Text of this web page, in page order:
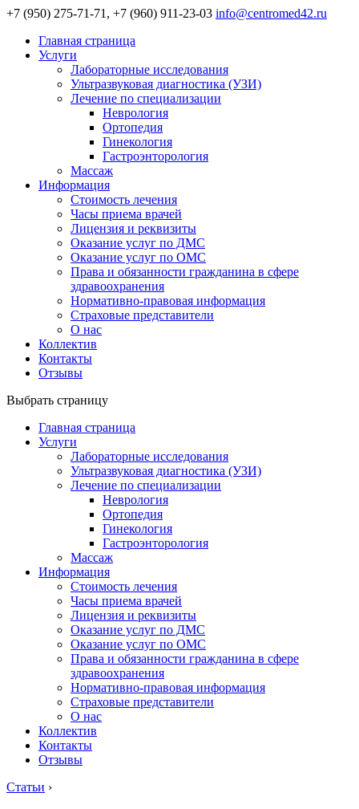
+7 (950) 275-71-71, +7 (960) 911-23-03 info@centromed42.ru
Главная страница
Услуги
Лабораторные исследования
Ультразвуковая диагностика (УЗИ)
Лечение по специализации
Неврология
Ортопедия
Гинекология
Гастроэнторология
Массаж
Информация
Стоимость лечения
Часы приема врачей
Лицензия и реквизиты
Оказание услуг по ДМС
Оказание услуг по ОМС
Права и обязанности гражданина в сфере
здравоохранения
Нормативно-правовая информация
Страховые представители
О нас
Коллектив
Контакты
Отзывы
Выбрать страницу
Главная страница
Услуги
Лабораторные исследования
Ультразвуковая диагностика (УЗИ)
Лечение по специализации
Неврология
Ортопедия
Гинекология
Гастроэнторология
Массаж
Информация
Стоимость лечения
Часы приема врачей
Лицензия и реквизиты
Оказание услуг по ДМС
Оказание услуг по ОМС
Права и обязанности гражданина в сфере
здравоохранения
Нормативно-правовая информация
Страховые представители
О нас
Коллектив
Контакты
Отзывы
Статьи ›